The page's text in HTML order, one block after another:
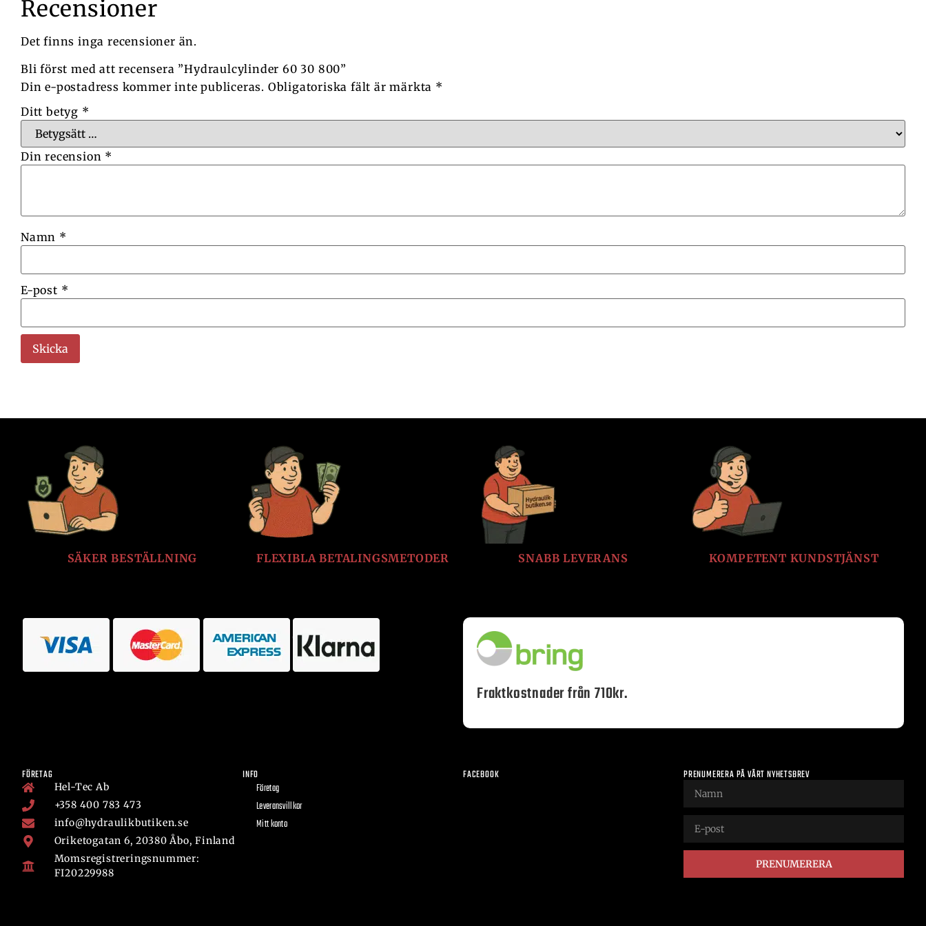
Recensioner
Det finns inga recensioner än.
Bli först med att recensera ”Hydraulcylinder 60 30 800”
Din e-postadress kommer inte publiceras. Obligatoriska fält är märkta *
Ditt betyg *
Din recension *
Namn *
E-post *
SÄKER BESTÄLLNING FLEXIBLA BETALINGSMETODER SNABB LEVERANS KOMPETENT KUNDSTJÄNST
Fraktkostnader från 710kr.
FÖRETAG
Hel-Tec Ab
+358 400 783 473
info@hydraulikbutiken.se
Oriketogatan 6, 20380 Åbo, Finland
Momsregistreringsnummer:
FI20229988
INFO
Företag
Leveransvillkor
Mitt konto
FACEBOOK PRENUMERERA PÅ VÅRT NYHETSBREV
PRENUMERERA